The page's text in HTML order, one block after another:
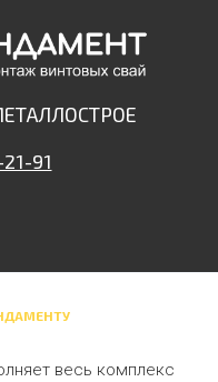
91
весь комплекс